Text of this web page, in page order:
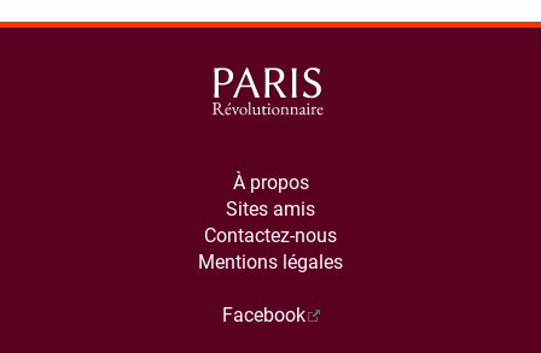
À propos
Sites amis
Contactez-nous
Mentions légales
Facebook